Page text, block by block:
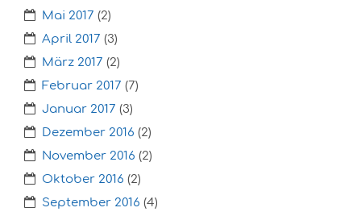
Mai 2017 (2)
April 2017 (3)
März 2017 (2)
Februar 2017 (7)
Januar 2017 (3)
Dezember 2016 (2)
November 2016 (2)
Oktober 2016 (2)
September 2016 (4)